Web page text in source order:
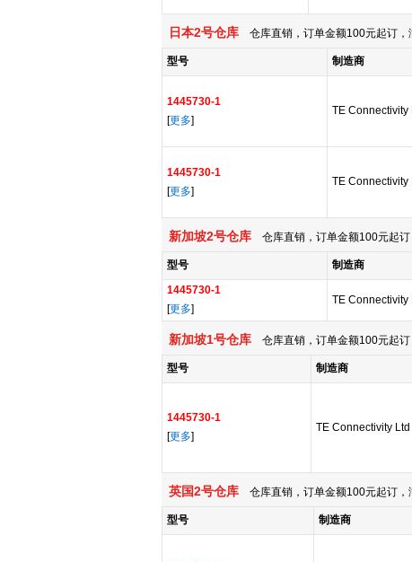
日本2号仓库 仓库直销，订单金额100元起订，
型号 制造商
1445730-1
[更多]
TE Connectivity
1445730-1
[更多]
TE Connectivity
新加坡2号仓库 仓库直销，订单金额100元起
型号 制造商
1445730-1
[更多]
TE Connectivity
新加坡1号仓库 仓库直销，订单金额100元起
型号 制造商
1445730-1
[更多]
TE Connectivity Ltd
英国2号仓库 仓库直销，订单金额100元起订，
型号 制造商